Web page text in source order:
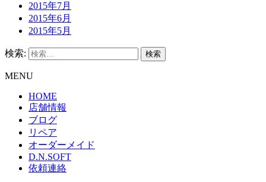
2015年7月
2015年6月
2015年5月
検索:
MENU
HOME
店舗情報
ブログ
リペア
オーダーメイド
D.N.SOFT
依頼連絡